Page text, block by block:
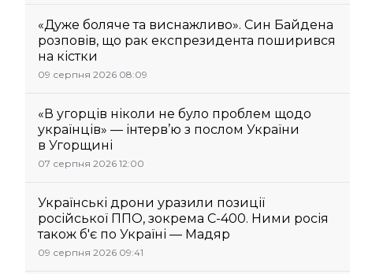
«Дуже боляче та виснажливо». Син Байдена
розповів, що рак експрезидента поширився
на кістки
09 серпня 2026 08:09
«В угорців ніколи не було проблем щодо
українців» — інтерв’ю з послом України
в Угорщині
07 серпня 2026 12:00
Українські дрони уразили позиції
російської ППО, зокрема С-400. Ними росія
також б'є по Україні — Мадяр
09 серпня 2026 09:41